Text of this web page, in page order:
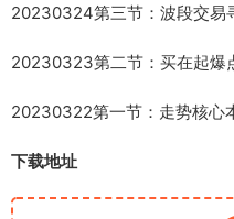
20230324第三节：波段交易
20230323第二节：买在起爆
20230322第一节：走势核心
下载地址